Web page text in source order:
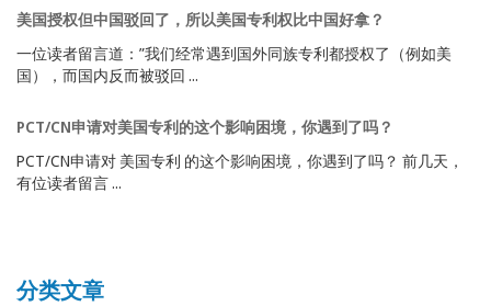
美国授权但中国驳回了，所以美国专利权比中国好拿？
一位读者留言道：”我们经常遇到国外同族专利都授权了（例如美
国），而国内反而被驳回 ...
PCT/CN申请对美国专利的这个影响困境，你遇到了吗？
PCT/CN申请对 美国专利 的这个影响困境，你遇到了吗？ 前几天，
有位读者留言 ...
分类文章